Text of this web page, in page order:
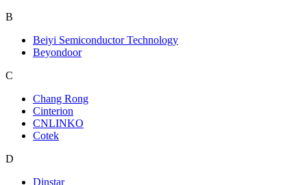
B
Beiyi Semiconductor Technology
Beyondoor
C
Chang Rong
Cinterion
CNLINKO
Cotek
D
Dinstar